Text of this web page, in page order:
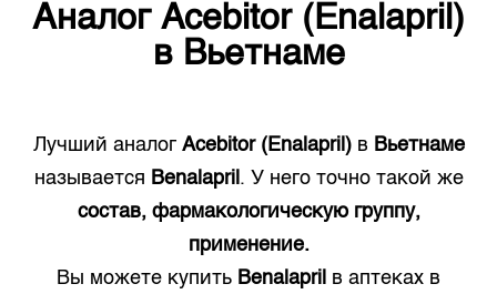
Аналог Acebitor (Enalapril)
в Вьетнаме
Лучший аналог Acebitor (Enalapril)в Вьетнаме
называется Benalapril . У него точно такой же
состав, фармакологическую группу,
применение.
Вы можете купить Benalapril в аптеках в